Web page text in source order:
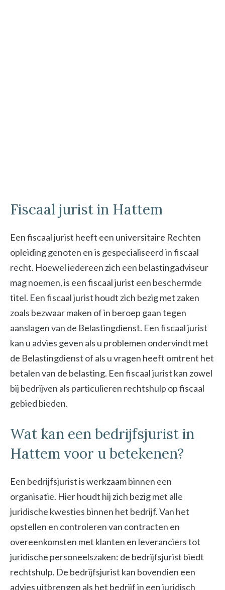
Fiscaal jurist in Hattem
Een fiscaal jurist heeft een universitaire Rechten
opleiding genoten en is gespecialiseerd in fiscaal
recht. Hoewel iedereen zich een belastingadviseur
mag noemen, is een fiscaal jurist een beschermde
titel. Een fiscaal jurist houdt zich bezig met zaken
zoals bezwaar maken of in beroep gaan tegen
aanslagen van de Belastingdienst. Een fiscaal jurist
kan u advies geven als u problemen ondervindt met
de Belastingdienst of als u vragen heeft omtrent het
betalen van de belasting. Een fiscaal jurist kan zowel
bij bedrijven als particulieren rechtshulp op fiscaal
gebied bieden.
Wat kan een bedrijfsjurist in
Hattem voor u betekenen?
Een bedrijfsjurist is werkzaam binnen een
organisatie. Hier houdt hij zich bezig met alle
juridische kwesties binnen het bedrijf. Van het
opstellen en controleren van contracten en
overeenkomsten met klanten en leveranciers tot
juridische personeelszaken: de bedrijfsjurist biedt
rechtshulp. De bedrijfsjurist kan bovendien een
advies uitbrengen als het bedrijf in een juridisch